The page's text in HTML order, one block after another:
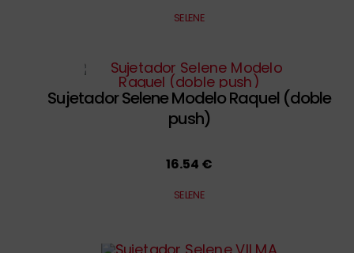
SELENE
Sujetador Selene Modelo Raquel (doble
push)
16.54 €
SELENE